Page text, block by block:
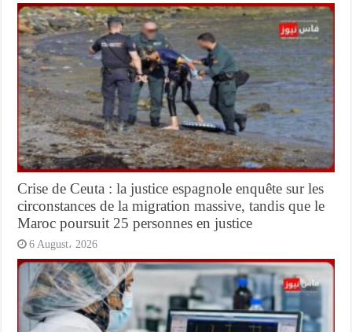
Crise de Ceuta : la justice espagnole enquête sur les
circonstances de la migration massive, tandis que le
Maroc poursuit 25 personnes en justice
6 August، 2026